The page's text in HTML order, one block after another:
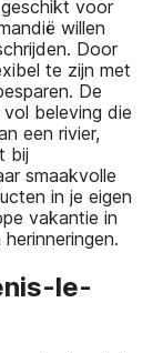
voor
willen
Door
te zijn met
De
beleving die
een rivier,
bij
smaakvolle
in je eigen
vakantie in
le-